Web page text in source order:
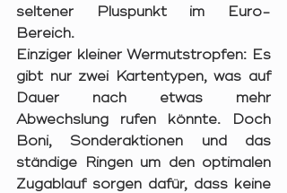
seltener Pluspunkt im Euro-
Bereich.
Einziger kleiner Wermutstropfen: Es
gibt nur zwei Kartentypen, was auf
Dauer nach etwas mehr
Abwechslung rufen könnte. Doch
Boni, Sonderaktionen und das
ständige Ringen um den optimalen
Zugablauf sorgen dafür, dass keine